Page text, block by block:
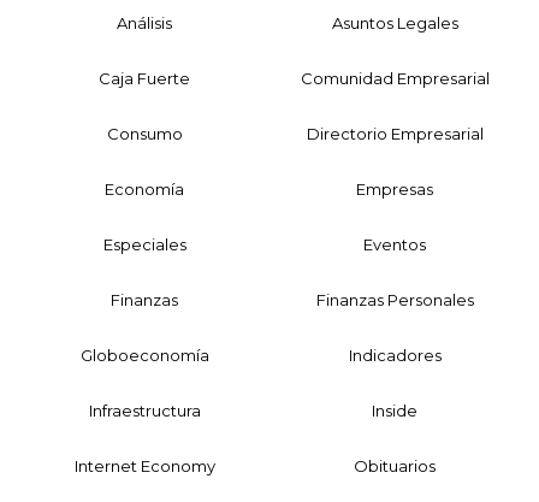
Análisis Asuntos Legales
Caja Fuerte Comunidad Empresarial
Consumo Directorio Empresarial
Economía Empresas
Especiales Eventos
Finanzas Finanzas Personales
Globoeconomía Indicadores
Infraestructura Inside
Internet Economy Obituarios